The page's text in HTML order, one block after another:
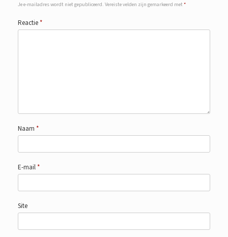
Je e-mailadres wordt niet gepubliceerd. Vereiste velden zijn gemarkeerd met*
Reactie*
Naam *
E-mail*
Site